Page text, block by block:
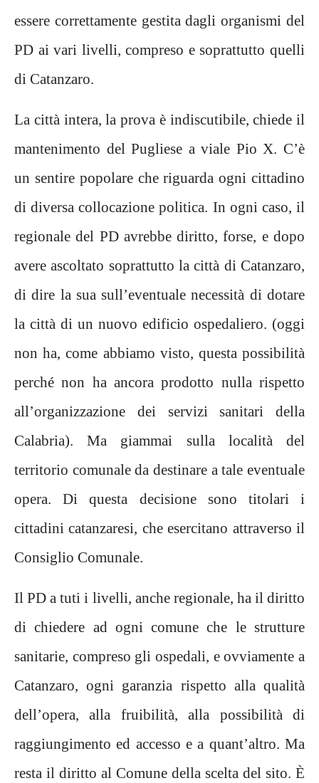
essere correttamente gestita dagli organismi del
PD ai vari livelli, compreso e soprattutto quelli
di Catanzaro.
La città intera, la prova è indiscutibile, chiede il
mantenimento del Pugliese a viale Pio X. C’è
un sentire popolare che riguarda ogni cittadino
di diversa collocazione politica. In ogni caso, il
regionale del PD avrebbe diritto, forse, e dopo
avere ascoltato soprattutto la città di Catanzaro,
di dire la sua sull’eventuale necessità di dotare
la città di un nuovo edificio ospedaliero. (oggi
non ha, come abbiamo visto, questa possibilità
perché non ha ancora prodotto nulla rispetto
all’organizzazione dei servizi sanitari della
Calabria). Ma giammai sulla località del
territorio comunale da destinare a tale eventuale
opera. Di questa decisione sono titolari i
cittadini catanzaresi, che esercitano attraverso il
Consiglio Comunale.
Il PD a tuti i livelli, anche regionale, ha il diritto
di chiedere ad ogni comune che le strutture
sanitarie, compreso gli ospedali, e ovviamente a
Catanzaro, ogni garanzia rispetto alla qualità
dell’opera, alla fruibilità, alla possibilità di
raggiungimento ed accesso e a quant’altro. Ma
resta il diritto al Comune della scelta del sito. È